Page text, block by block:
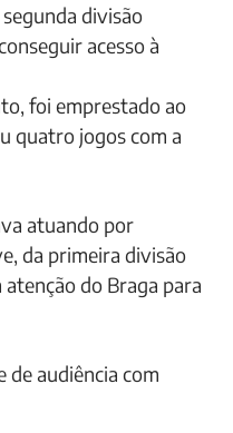
divisão
acesso à
foi emprestado ao
quatro jogos com a
atuando por
da primeira divisão
do Braga para
de audiência com